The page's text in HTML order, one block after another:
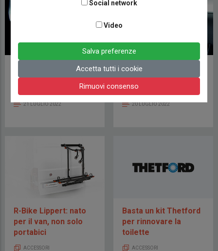
Metti l’elettronica in
cassaforte
ACCESSORI
21 LUGLIO 2022
Viaggiare con la
giusta compagnia
ACCESSORI
20 LUGLIO 2022
R-Bike Lippert: nato
per il van, non solo
portabici
ACCESSORI
Basta un kit Thetford
per rinnovare la
toilette
ACCESSORI
Social network
Video
Salva preferenze
Accetta tutti i cookie
Rimuovi consenso